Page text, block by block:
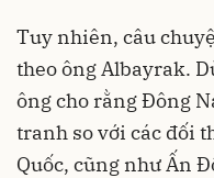
Tuy nhiên, câu
theo ông Albayrak.
ông cho rằng Đông
tranh so với các đối
Quốc, cũng như Ấn